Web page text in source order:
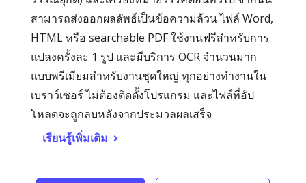
สามารถส่งออกผลลัพธ์เป็นข้อความล้วน ไฟล์ Word,
HTML หรือ searchable PDF ใช้งานฟรีสำหรับการ
แปลงครั้งละ 1 รูป และมีบริการ OCR จำนวนมาก
แบบพรีเมียมสำหรับงานชุดใหญ่ ทุกอย่างทำงานใน
เบราว์เซอร์ ไม่ต้องติดตั้งโปรแกรม และไฟล์ที่อัป
โหลดจะถูกลบหลังจากประมวลผลเสร็จ
เรียนรู้เพิ่มเติม